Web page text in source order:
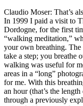
Claudio Moser: That’s
In 1999 I paid a visit to
Dordogne, for the first
“walking meditation,”
your own breathing. The
take a step; you breathe
walking was useful for
areas in a “long”
for me. With this
an hour (that’s the
through a previously